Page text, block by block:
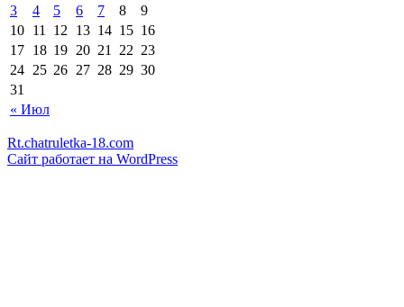
« Июл
3
4 5 6 7 8
9
10 11 12 13 14 15 16
17 18 19 20 21 22 23
24 25 26 27 28 29 30
31
Rt.chatruletka-18.com
Сайт работает на WordPress